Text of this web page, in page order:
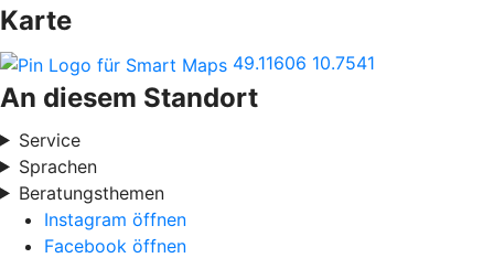
Karte
49.11606 10.7541
An diesem Standort
Service
Sprachen
Beratungsthemen
Instagram öffnen
Facebook öffnen